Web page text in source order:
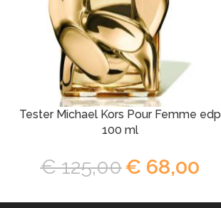
Tester Michael Kors Pour Femme edp
100 ml
€125,00€ 68,00